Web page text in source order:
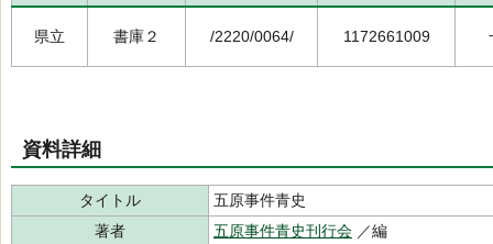
県立 書庫２ /2220/0064/ 1172661009
資料詳細
タイトル
五原事件青史
著者
五原事件青史刊行会 ／編